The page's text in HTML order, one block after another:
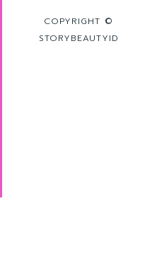
COPYRIGHT ©
STORYBEAUTYID